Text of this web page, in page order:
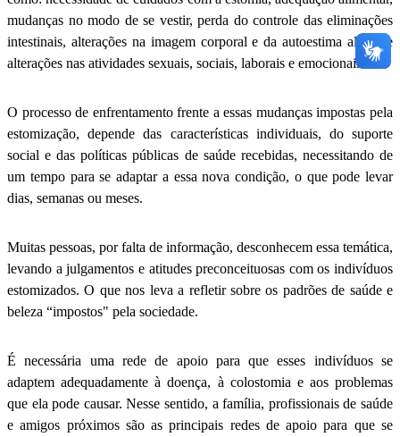
mudanças no modo de se vestir, perda do controle das eliminações
intestinais, alterações na imagem corporal e da autoestima além de
alterações nas atividades sexuais, sociais, laborais e emocionais.
O processo de enfrentamento frente a essas mudanças impostas pela
estomização, depende das características individuais, do suporte
social e das políticas públicas de saúde recebidas, necessitando de
um tempo para se adaptar a essa nova condição, o que pode levar
dias, semanas ou meses.
Muitas pessoas, por falta de informação, desconhecem essa temática,
levando a julgamentos e atitudes preconceituosas com os indivíduos
estomizados. O que nos leva a refletir sobre os padrões de saúde e
beleza “impostos" pela sociedade.
É necessária uma rede de apoio para que esses indivíduos se
adaptem adequadamente à doença, à colostomia e aos problemas
que ela pode causar. Nesse sentido, a família, profissionais de saúde
e amigos próximos são as principais redes de apoio para que se